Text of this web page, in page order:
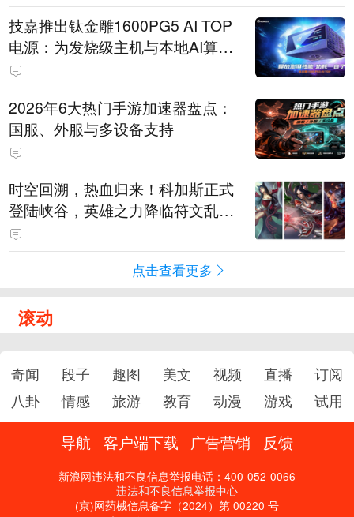
技嘉推出钛金雕1600PG5 AI TOP
电源：为发烧级主机与本地AI算力
打造旗舰供电方案
2026年6大热门手游加速器盘点：
国服、外服与多设备支持
时空回溯，热血归来！科加斯正式
登陆峡谷，英雄之力降临符文乱
斗！
点击查看更多
滚动
奇闻 段子 趣图 美文 视频 直播
订阅
八卦
情感 旅游 教育 动漫 游戏 试用
导航 客户端下载 广告营销 反馈
新浪网违法和不良信息举报电话：400-052-0066
违法和不良信息举报中心
(京)网药械信息备字（2024）第 00220 号